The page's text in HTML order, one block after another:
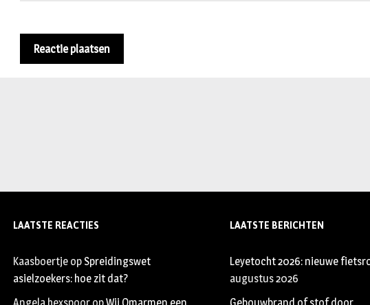
LAATSTE REACTIES
Kaasboertje op Spreidingswet
asielzoekers: hoe zit dat?
LAATSTE BERICHTEN
Leyetocht 2026: nieuwe
augustus 2026